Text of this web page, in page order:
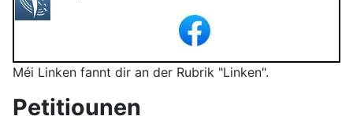
Méi Linken fannt dir an der Rubrik "Linken".
Petitiounen